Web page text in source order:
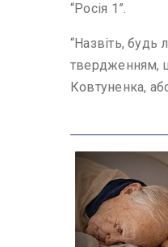
“Росія 1”.
“Назвіть, будь
твердженням,
Ковтуненка,